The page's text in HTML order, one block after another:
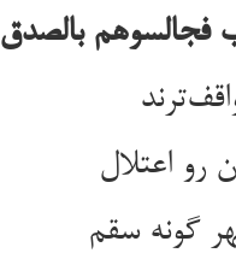
فجالسوهم بالصدق
رو اعتلال
گونه سقم